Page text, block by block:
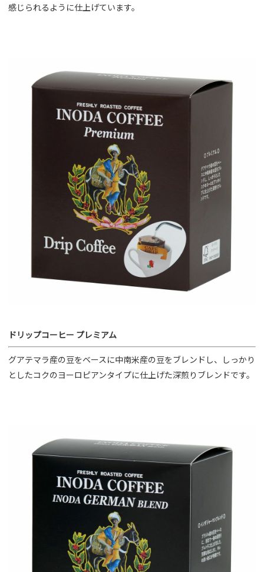
感じられるように仕上げています。
ドリップコーヒー プレミアム
グアテマラ産の豆をベースに中南米産の豆をブレンドし、しっかり
としたコクのヨーロピアンタイプに仕上げた深煎りブレンドです。